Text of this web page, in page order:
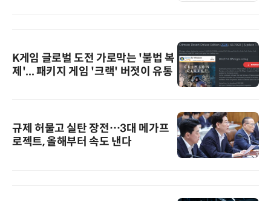
K게임 글로벌 도전 가로막는 '불법 복
제'... 패키지 게임 '크랙' 버젓이 유통
규제 허물고 실탄 장전…3대 메가프
로젝트, 올해부터 속도 낸다